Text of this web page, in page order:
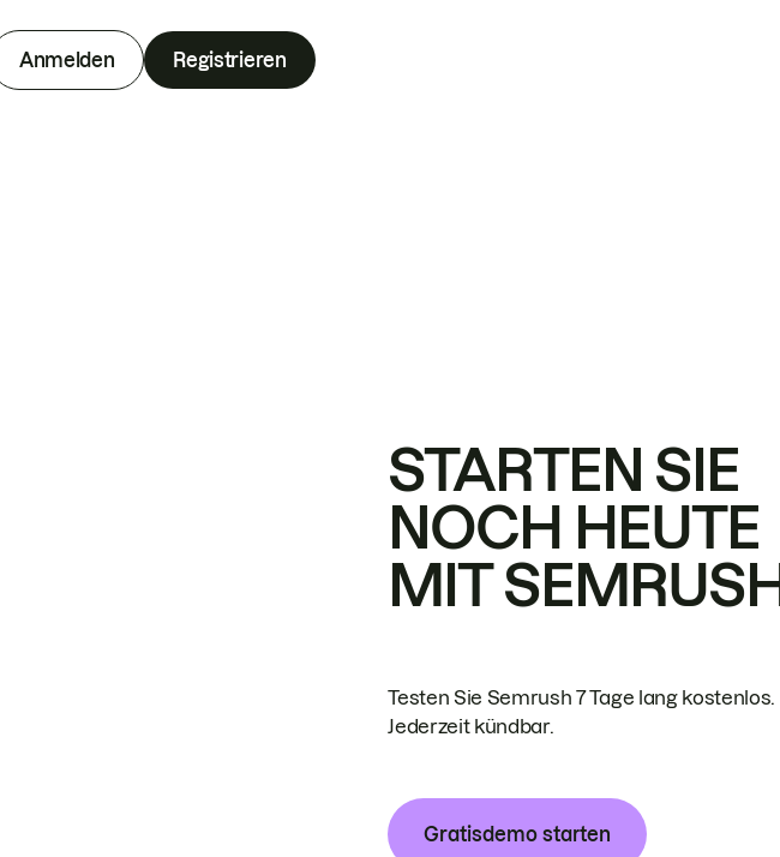
Anmelden Registrieren
STARTEN SIE
NOCH HEUTE
MIT
Testen Sie Semrush 7 Tage lang kostenlos.
Jederzeit kündbar.
Gratisdemo starten